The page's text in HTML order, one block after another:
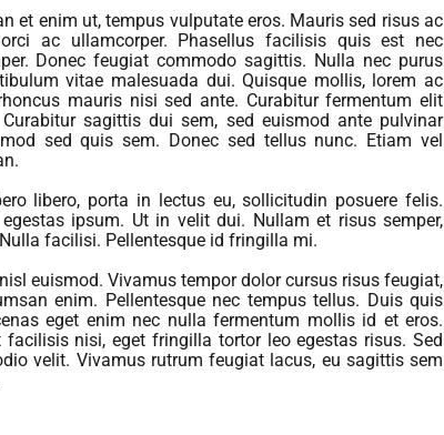
et enim ut, tempus vulputate eros. Mauris sed risus ac
ac ullamcorper. Phasellus facilisis quis est nec
Donec feugiat commodo sagittis. Nulla nec purus
vitae malesuada dui. Quisque mollis, lorem ac
mauris nisi sed ante. Curabitur fermentum elit
sagittis dui sem, sed euismod ante pulvinar
sed quis sem. Donec sed tellus nunc. Etiam vel
libero, porta in lectus eu, sollicitudin posuere felis.
ipsum. Ut in velit dui. Nullam et risus semper,
facilisi. Pellentesque id fringilla mi.
euismod. Vivamus tempor dolor cursus risus feugiat,
enim. Pellentesque nec tempus tellus. Duis quis
eget enim nec nulla fermentum mollis id et eros.
nisi, eget fringilla tortor leo egestas risus. Sed
velit. Vivamus rutrum feugiat lacus, eu sagittis sem